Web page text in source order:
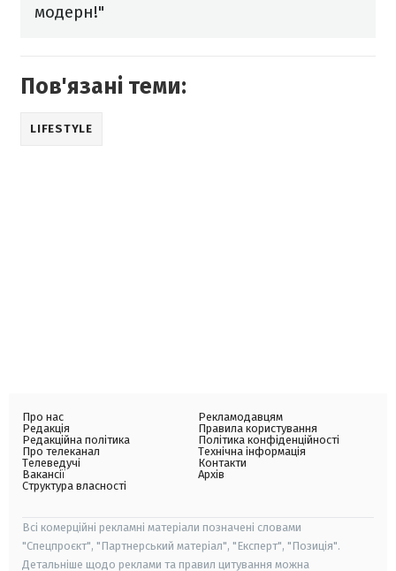
модерн!"
Пов'язані теми:
LIFESTYLE
Про нас
Редакція
Редакційна політика
Про телеканал
Телеведучі
Вакансії
Структура власності
Рекламодавцям
Правила користування
Політика конфіденційності
Технічна інформація
Контакти
Архів
Всі комерційні рекламні матеріали позначені словами
"Спецпроєкт", "Партнерський матеріал", "Експерт", "Позиція".
Детальніше щодо реклами та правил цитування можна